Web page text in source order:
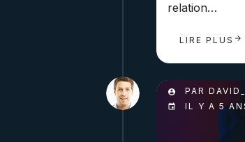
relation…
LIRE PLUS
PAR
IL Y A 5